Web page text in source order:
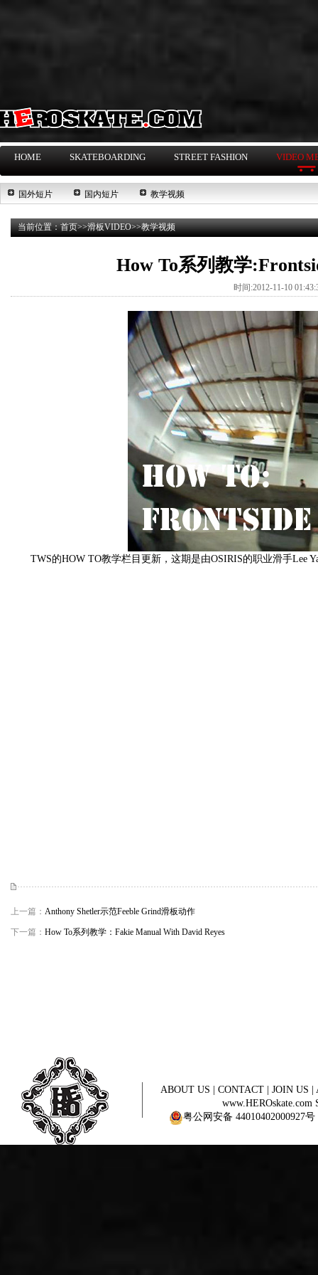
HOME SKATEBOARDING STREET FASHION VIDEO
国外短片 国内短片 教学视频
当前位置：首页>>滑板VIDEO>>教学视频
How To系列教学
时间:2012-11-10
TWS的HOW TO教学栏目更新，这期是由OSIRIS的职业滑手Lee
上一篇： Anthony Shetler示范Feeble Grind滑板动作
下一篇： How To系列教学：Fakie Manual With David Reyes
ABOUT US CONTACT JOIN US
www.HEROskate.com
粤公网安备 44010402000927号